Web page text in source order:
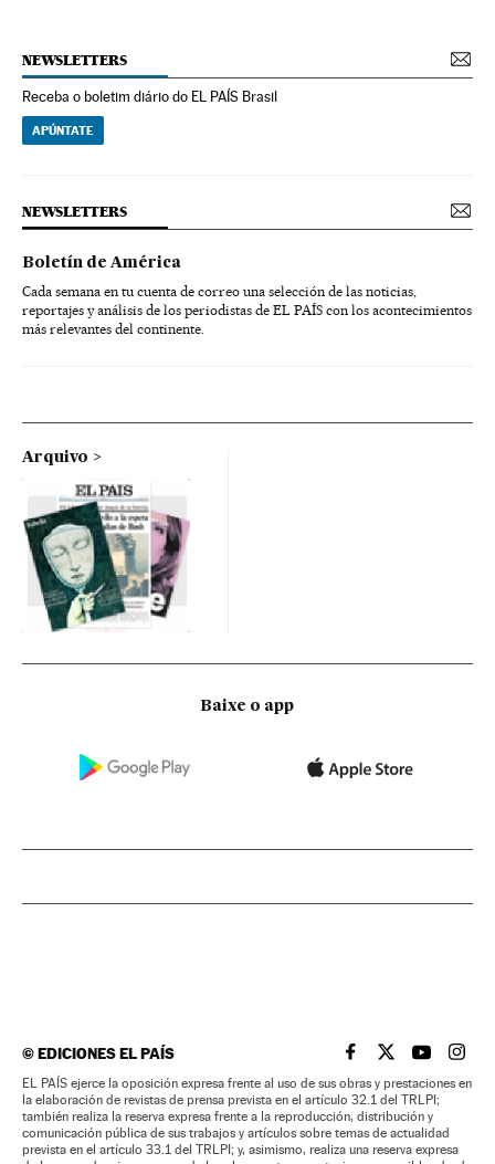
NEWSLETTERS
Receba o boletim diário do EL PAÍS Brasil
APÚNTATE
NEWSLETTERS
Boletín de América
Cada semana en tu cuenta de correo una selección de las noticias,
reportajes y análisis de los periodistas de EL PAÍS con los acontecimientos
más relevantes del continente.
Arquivo
Baixe o app
©EDICIONES EL PAÍS EL PAÍS BRASIL EN
EL PAÍSEL PAÍS
EL
EL PAÍS ejerce la oposición expresa frente al uso de sus obras y prestaciones en
la elaboración de revistas de prensa prevista en el artículo 32.1 del TRLPI;
también realiza la reserva expresa frente a la reproducción, distribución y
comunicación pública de sus trabajos y artículos sobre temas de actualidad
prevista en el artículo 33.1 del TRLPI; y, asimismo, realiza una reserva expresa